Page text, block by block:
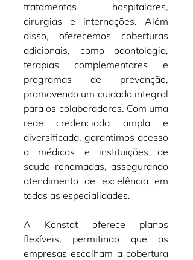
tratamentos hospitalares,
cirurgias e internações. Além
disso, oferecemos coberturas
adicionais, como odontologia,
terapias complementares e
programas de prevenção,
promovendo um cuidado integral
para os colaboradores. Com uma
rede credenciada ampla e
diversificada, garantimos acesso
a médicos e instituições de
saúde renomadas, assegurando
atendimento de excelência em
todas as especialidades.
A Konstat oferece planos
flexíveis, permitindo que as
empresas escolham a cobertura